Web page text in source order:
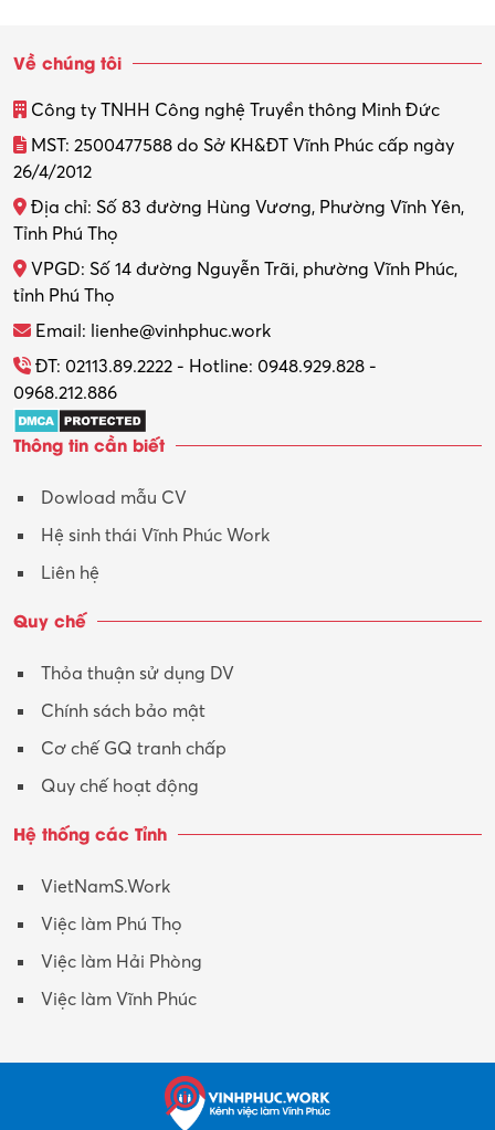
Về chúng tôi
Công ty TNHH Công nghệ Truyền thông Minh Đức
MST: 2500477588 do Sở KH&ĐT Vĩnh Phúc cấp ngày
26/4/2012
Địa chỉ: Số 83 đường Hùng Vương, Phường Vĩnh Yên,
Tỉnh Phú Thọ
VPGD: Số 14 đường Nguyễn Trãi, phường Vĩnh Phúc,
tỉnh Phú Thọ
Email: lienhe@vinhphuc.work
ĐT: 02113.89.2222 - Hotline: 0948.929.828 -
0968.212.886
Thông tin cần biết
Dowload mẫu CV
Hệ sinh thái Vĩnh Phúc Work
Liên hệ
Quy chế
Thỏa thuận sử dụng DV
Chính sách bảo mật
Cơ chế GQ tranh chấp
Quy chế hoạt động
Hệ thống các Tỉnh
VietNamS.Work
Việc làm Phú Thọ
Việc làm Hải Phòng
Việc làm Vĩnh Phúc